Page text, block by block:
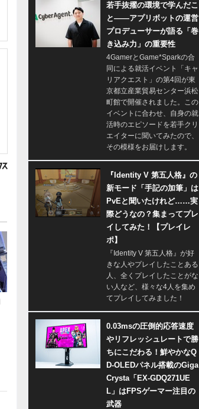
若手抜擢の環境で学んだこ
と――アプリボットの運営
プロデューサーが語る「巻
き込み力」の重要性
4GamerとGame*Sparkの合
同による就活イベント「キャ
リアクエスト」の第4回が東
京都立産業貿易センター浜松
町館で開催されました。この
イベントに合わせ、自身の就
活時のエピソードを若手クリ
エイターに聞いてみたので、
その模様をお届けします。
『Identity V 第五人格』の
新モード「手記の加筆」は
PvEと聞いたけれど……実
際どうなの？集まってプレ
イしてみた！【プレイレ
ポ】
『Identity V 第五人格』が好
きな人やプレイしたことある
人、全くプレイしたことがな
い人など、様々な4人を集め
てプレイしてみました！
0.03msの圧倒的応答速度
やリフレッシュレートで勝
ちにこだわる！鮮やかなQ
D-OLEDパネル搭載のGiga
Crysta「EX-GDQ271UE
L」はFPSゲーマー注目の
武器